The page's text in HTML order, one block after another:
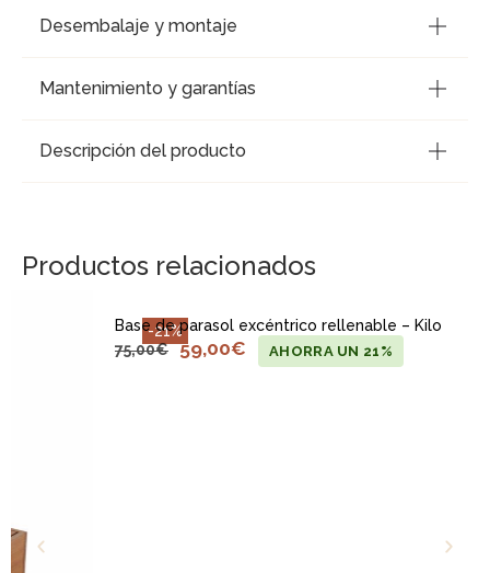
Desembalaje y montaje
Mantenimiento y garantías
Descripción del producto
Productos relacionados
Base de parasol excéntrico rellenable – Kilo
59,00€ AHORRA UN 21%